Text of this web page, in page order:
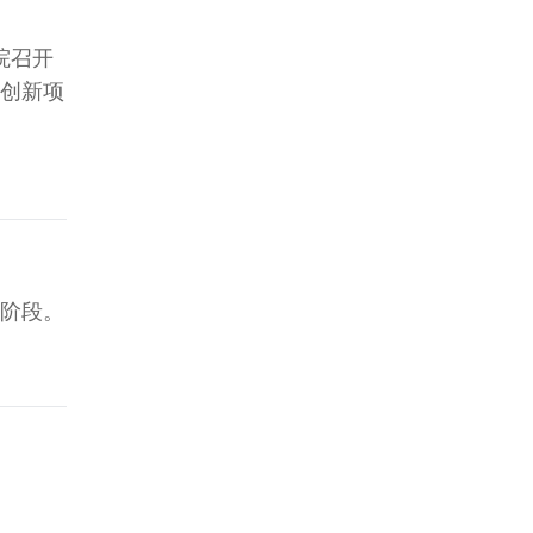
召开
新项
段。